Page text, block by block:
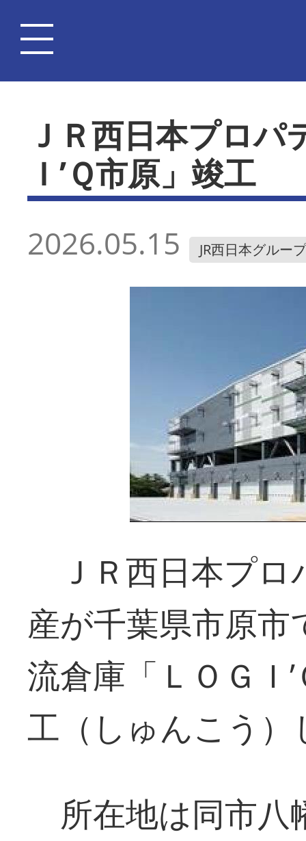
ＪＲ西日本プロ
Ｉ’Ｑ市原」竣工
2026.05.15 JR西日本グループ
ＪＲ西日本プロ
産が千葉県市原
流倉庫「ＬＯＧＩ
工（しゅんこう）
所在地は同市八